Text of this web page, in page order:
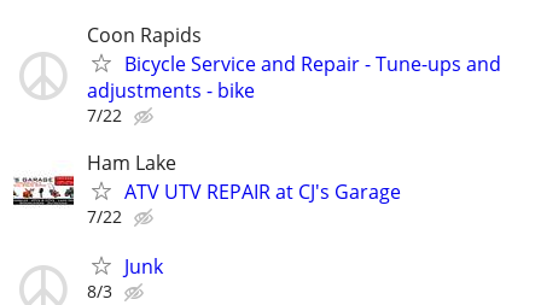
Coon Rapids
Bicycle Service and Repair - Tune-ups and
adjustments - bike
7/22
Ham Lake
ATV UTV REPAIR at CJ's Garage
7/22
Junk
8/3